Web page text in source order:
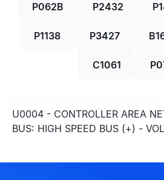
P062B P2432
P1138 P3427
C1061
U0004 - CONTROLLER AREA
BUS: HIGH SPEED BUS (+) -